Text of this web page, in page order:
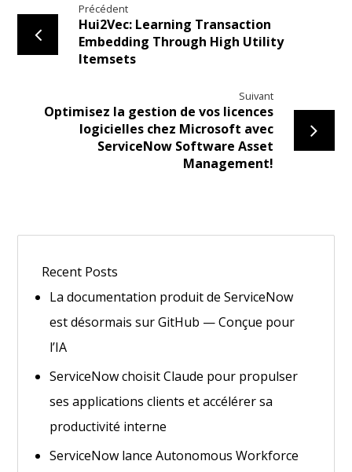
Précédent
Hui2Vec: Learning Transaction
Embedding Through High Utility
Itemsets
Suivant
Optimisez la gestion de vos licences
logicielles chez Microsoft avec
ServiceNow Software Asset
Management!
Recent Posts
La documentation produit de ServiceNow
est désormais sur GitHub — Conçue pour
l’IA
ServiceNow choisit Claude pour propulser
ses applications clients et accélérer sa
productivité interne
ServiceNow lance Autonomous Workforce